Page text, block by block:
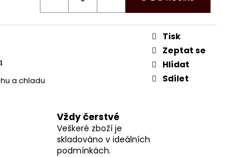
a chladu
Tisk
Zeptat se
Hlídat
Sdílet
Vždy čerstvé
Veškeré zboží je
skladováno v ideálních
podmínkách.
SRDÍČKA